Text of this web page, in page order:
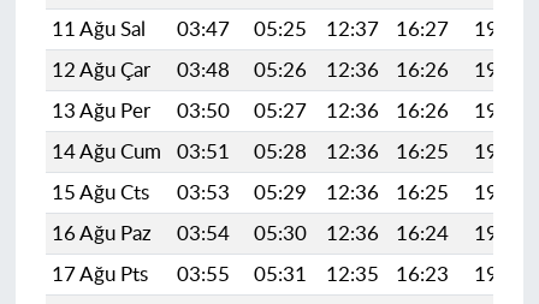
11 Ağu Sal
03:47 05:25 12:37 16:27
19:38
12 Ağu Çar
03:48 05:26 12:36 16:26
19:37
13 Ağu Per
03:50 05:27 12:36 16:26
19:35
14 Ağu Cum
03:51 05:28 12:36 16:25
19:34
15 Ağu Cts
03:53 05:29 12:36 16:25
19:33
16 Ağu Paz
03:54 05:30 12:36 16:24
19:31
17 Ağu Pts
03:55 05:31 12:35 16:23
19:30